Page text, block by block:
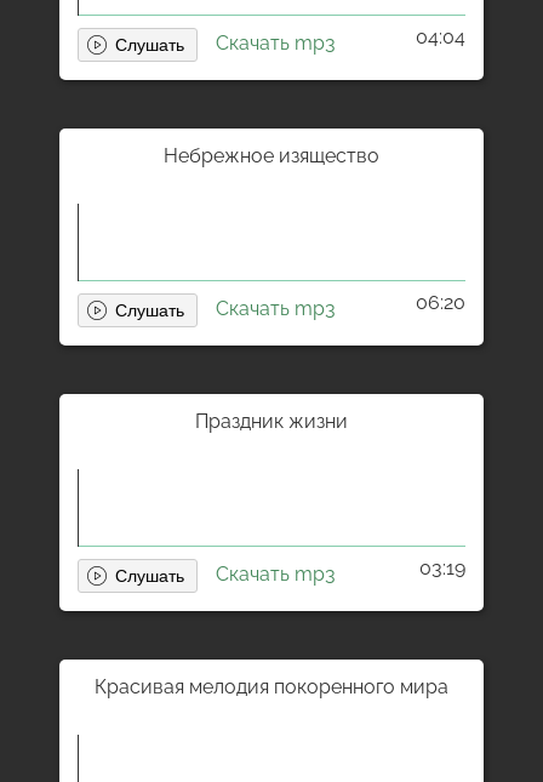
Скачать mp3 04:04
Небрежное изящество
Скачать mp3 06:20
Праздник жизни
Скачать mp3 03:19
Красивая мелодия покоренного мира